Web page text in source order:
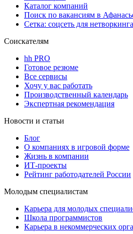
Каталог компаний
Поиск по вакансиям в
Сетка: соцсеть для нетворкинга
Соискателям
hh PRO
Готовое резюме
Все сервисы
Хочу у вас работать
Производственный календарь
Экспертная рекомендация
Новости и статьи
Блог
О компаниях в игровой форме
Жизнь в компании
ИТ-проекты
Рейтинг работодателей России
Молодым специалистам
Карьера для молодых
Школа программистов
Карьера в некоммерческих